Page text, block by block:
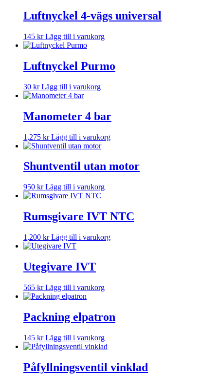
Luftnyckel 4-vägs universal
145 kr Lägg till i varukorg
Luftnyckel Purmo
30 kr Lägg till i varukorg
Manometer 4 bar
1,275 kr Lägg till i varukorg
Shuntventil utan motor
950 kr Lägg till i varukorg
Rumsgivare IVT NTC
1,200 kr Lägg till i varukorg
Utegivare IVT
565 kr Lägg till i varukorg
Packning elpatron
145 kr Lägg till i varukorg
Påfyllningsventil vinklad